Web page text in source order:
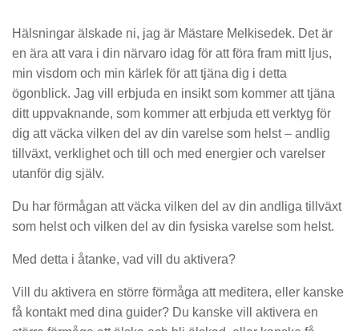
Hälsningar älskade ni, jag är Mästare Melkisedek. Det är
en ära att vara i din närvaro idag för att föra fram mitt ljus,
min visdom och min kärlek för att tjäna dig i detta
ögonblick. Jag vill erbjuda en insikt som kommer att tjäna
ditt uppvaknande, som kommer att erbjuda ett verktyg för
dig att väcka vilken del av din varelse som helst – andlig
tillväxt, verklighet och till och med energier och varelser
utanför dig själv.
Du har förmågan att väcka vilken del av din andliga tillväxt
som helst och vilken del av din fysiska varelse som helst.
Med detta i åtanke, vad vill du aktivera?
Vill du aktivera en större förmåga att meditera, eller kanske
få kontakt med dina guider? Du kanske vill aktivera en